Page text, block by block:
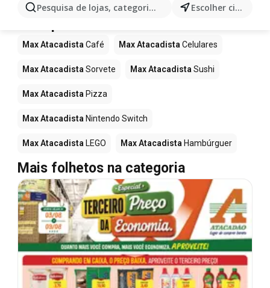
Pesquisa de lojas, categorias,produtos... Escolher cidade
para este termo.
Max Atacadista Café Max Atacadista Celulares
Max Atacadista Sorvete Max Atacadista Sushi
Max Atacadista Pizza
Max Atacadista Nintendo Switch
Max Atacadista LEGO Max Atacadista Hambúrguer
Mais folhetos na categoria